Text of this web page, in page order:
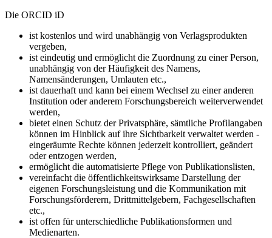
Die ORCID iD
ist kostenlos und wird unabhängig von Verlagsprodukten
vergeben,
ist eindeutig und ermöglicht die Zuordnung zu einer Person,
unabhängig von der Häufigkeit des Namens,
Namensänderungen, Umlauten etc.,
ist dauerhaft und kann bei einem Wechsel zu einer anderen
Institution oder anderem Forschungsbereich weiterverwendet
werden,
bietet einen Schutz der Privatsphäre, sämtliche Profilangaben
können im Hinblick auf ihre Sichtbarkeit verwaltet werden -
eingeräumte Rechte können jederzeit kontrolliert, geändert
oder entzogen werden,
ermöglicht die automatisierte Pflege von Publikationslisten,
vereinfacht die öffentlichkeitswirksame Darstellung der
eigenen Forschungsleistung und die Kommunikation mit
Forschungsförderern, Drittmittelgebern, Fachgesellschaften
etc.,
ist offen für unterschiedliche Publikationsformen und
Medienarten.